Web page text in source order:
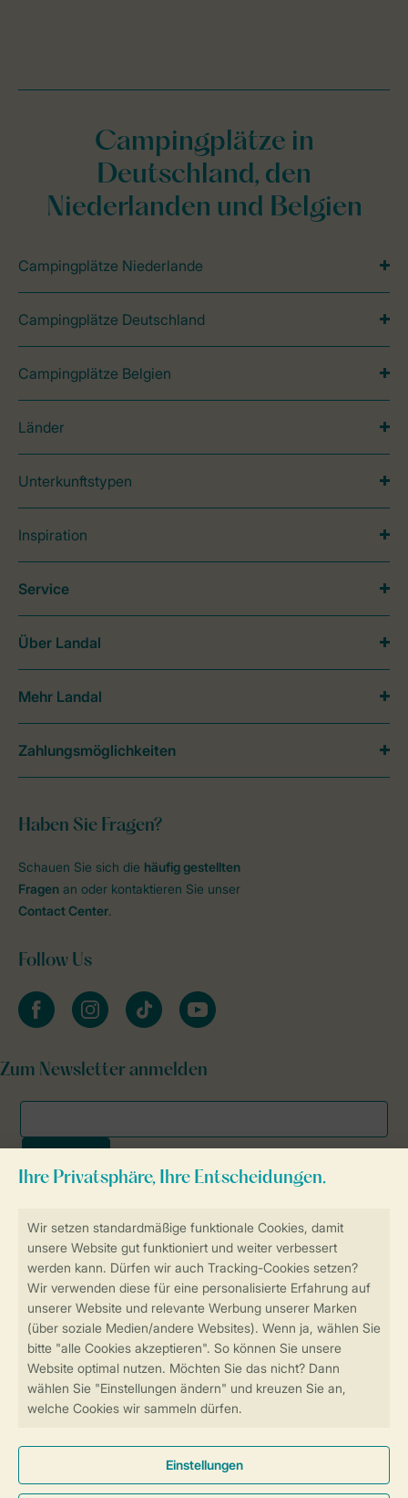
Sicherstellung Deiner Privatsphäre
Sicher und schnell zur Online-Buchung
SSL-Verschlüsselung
Sichere Datenübertragung
Sicheres Bezahlen
Campingplätze in
Deutschland, den
Niederlanden und Belgien
Campingplätze Niederlande
Campingplätze Deutschland
Campingplätze Belgien
Länder
Unterkunftstypen
Inspiration
Haben Sie Fragen?
Schauen Sie sich die häufig gestellten
Fragen an oder kontaktieren Sie unser
Contact Center.
Follow Us
facebookinstagramtiktok youtube
Zum Newsletter anmelden
Service
Über Landal
Mehr Landal
Zahlungsmöglichkeiten